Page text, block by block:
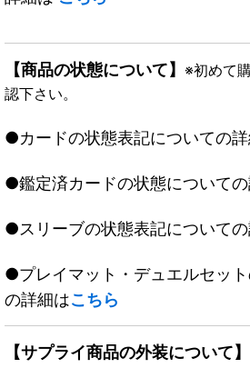
【商品の状態について】 ※初めて
認下さい。
●カードの状態表記についての
●鑑定済カードの状態について
●スリーブの状態表記について
●プレイマット・デュエルセッ
の詳細はこちら
【サプライ商品の外装について】